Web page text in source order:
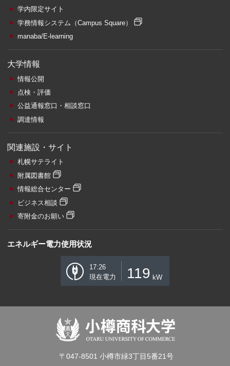
学内限定サイト
学務情報システム （Campus Square）
manaba/E-learning
大学情報
情報公開
点検・評価
公益通報窓口・相談窓口
調達情報
関連施設・サイト
札幌サテライト
附属図書館
情報総合センター
ビジネス相談
寄附金のお願い
エネルギー電力使用状況
17:26
現在電力
119 kW
〒047-8501 小樽市緑3丁目5番21号